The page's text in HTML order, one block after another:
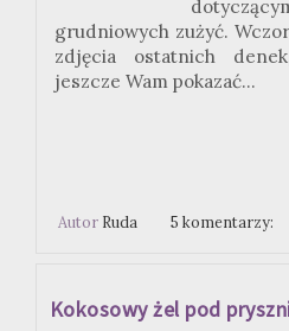
grudniowych zużyć.
zdjęcia ostatnich
jeszcze Wam pokazać...
Autor Ruda 5 komentarzy:
Kokosowy żel pod